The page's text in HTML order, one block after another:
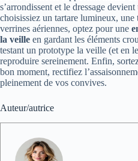
s’arrondissent et le dressage
choisissiez un tartare lumineux, une
verrines aériennes, optez pour une
la veille en gardant les éléments
testant un prototype la veille (et en
reproduire sereinement. Enfin,
bon moment, rectifiez
pleinement de vos convives.
Auteur/autrice